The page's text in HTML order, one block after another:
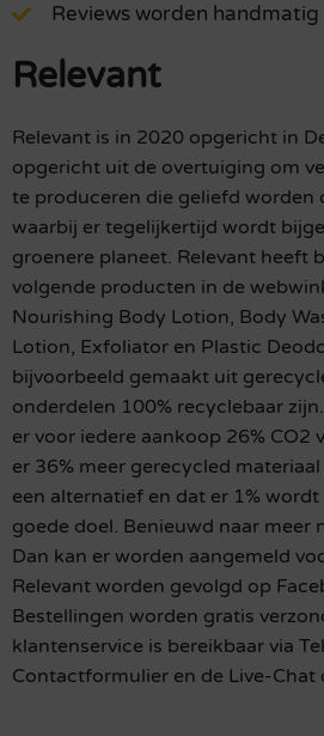
Reviews worden
Relevant
Relevant is in 2020 opgericht in
opgericht uit de overtuiging om
te produceren die geliefd worden
waarbij er tegelijkertijd wordt
groenere planeet. Relevant heeft
volgende producten in de
Nourishing Body Lotion, Body
Lotion, Exfoliator en Plastic
bijvoorbeeld gemaakt uit
onderdelen 100% recyclebaar
er voor iedere aankoop 26%
er 36% meer gerecycled
een alternatief en dat er 1%
goede doel. Benieuwd naar meer
Dan kan er worden aangemeld
Relevant worden gevolgd op
Bestellingen worden gratis
klantenservice is bereikbaar via
Contactformulier en de Live-Chat